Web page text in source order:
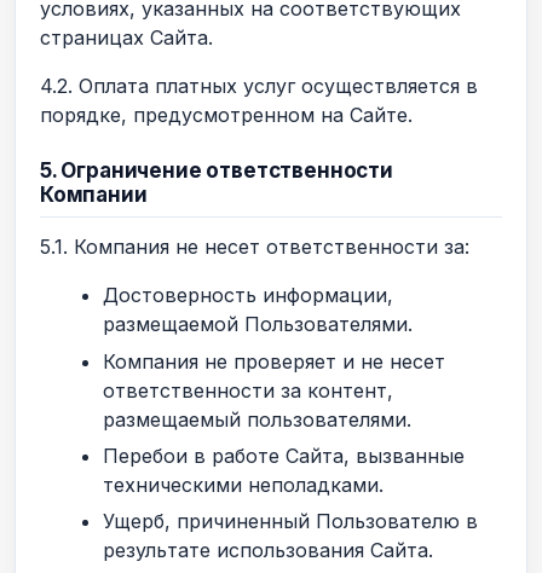
условиях, указанных на соответствующих
страницах Сайта.
4.2. Оплата платных услуг осуществляется в
порядке, предусмотренном на Сайте.
5. Ограничение ответственности
Компании
5.1. Компания не несет ответственности за:
Достоверность информации,
размещаемой Пользователями.
Компания не проверяет и не несет
ответственности за контент,
размещаемый пользователями.
Перебои в работе Сайта, вызванные
техническими неполадками.
Ущерб, причиненный Пользователю в
результате использования Сайта.